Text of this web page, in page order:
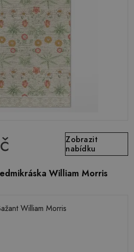
Zobrazit
nabídku
William Morris